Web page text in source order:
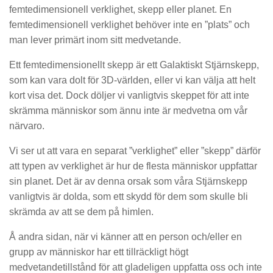
femtedimensionell verklighet, skepp eller planet. En
femtedimensionell verklighet behöver inte en ”plats” och
man lever primärt inom sitt medvetande.
Ett femtedimensionellt skepp är ett Galaktiskt Stjärnskepp,
som kan vara dolt för 3D-världen, eller vi kan välja att helt
kort visa det. Dock döljer vi vanligtvis skeppet för att inte
skrämma människor som ännu inte är medvetna om vår
närvaro.
Vi ser ut att vara en separat ”verklighet” eller ”skepp” därför
att typen av verklighet är hur de flesta människor uppfattar
sin planet. Det är av denna orsak som våra Stjärnskepp
vanligtvis är dolda, som ett skydd för dem som skulle bli
skrämda av att se dem på himlen.
Å andra sidan, när vi känner att en person och/eller en
grupp av människor har ett tillräckligt högt
medvetandetillstånd för att gladeligen uppfatta oss och inte